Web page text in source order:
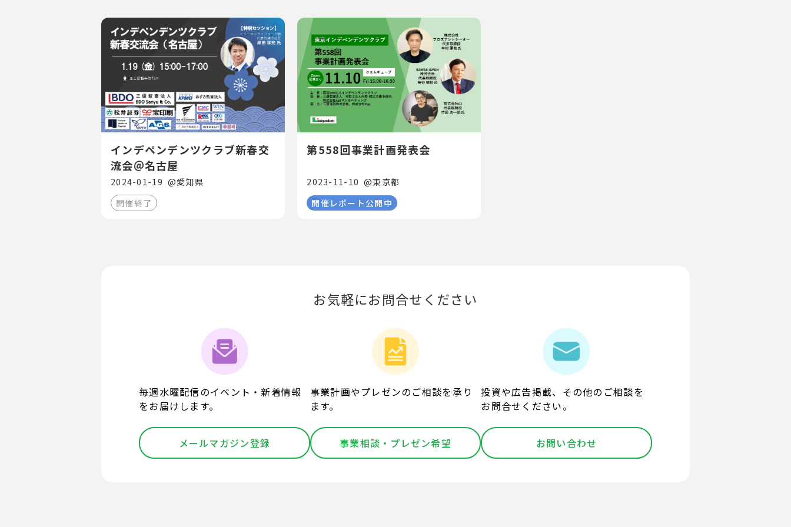
インデペンデンツクラブ新春交
流会＠名古屋
2024-01-19 @愛知県
開催終了
第558回事業計画発表会
2023-11-10 @東京都
開催レポート公開中
お気軽にお問合せください
毎週水曜配信のイベント・新着情報
をお届けします。
メールマガジン登録
事業計画やプレゼンのご相談を承り
ます。
事業相談・プレゼン希望
投資や広告掲載、その他のご相談を
お問合せください。
お問い合わせ